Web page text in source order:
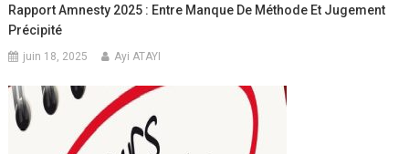
Rapport Amnesty 2025 : Entre Manque De Méthode Et Jugement
Précipité
juin 18, 2025 Ayi ATAYI